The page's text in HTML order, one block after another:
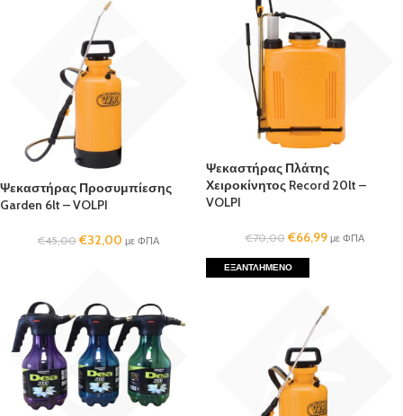
Ψεκαστήρας Προσυμπίεσης
Garden 6lt – VOLPI
€45,00 €32,00 με ΦΠΑ
Ψεκαστήρας Πλάτης
Χειροκίνητος Record 20lt –
VOLPI
€70,00 €66,99 με ΦΠΑ
ΕΞΑΝΤΛΗΜΈΝΟ